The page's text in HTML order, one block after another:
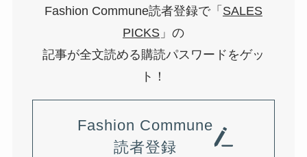
Fashion Commune読者登録で「 SALES
PICKS」の
記事が全文読める購読パスワードをゲッ
ト！
Fashion Commune
読者登録